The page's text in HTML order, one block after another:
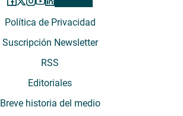
Política de Privacidad
Suscripción Newsletter
RSS
Editoriales
Breve historia del medio